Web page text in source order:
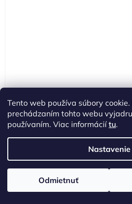
Tento web používa súbory cookie.
prechádzaním tohto webu
používaním. Viac informáciítu.
Nastavenie
Odmietnuť
Vitael profesionálna farba na
€3,99